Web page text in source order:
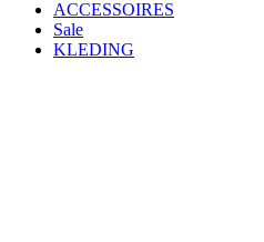
ACCESSOIRES
Sale
KLEDING